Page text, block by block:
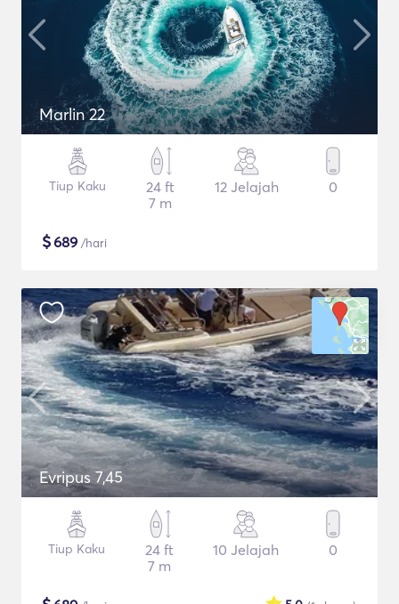
Marlin 22
Tiup Kaku
24 ft
7 m
12 Jelajah 0
$689 /hari
Evripus 7,45
Tiup Kaku
24 ft
7 m
10 Jelajah 0